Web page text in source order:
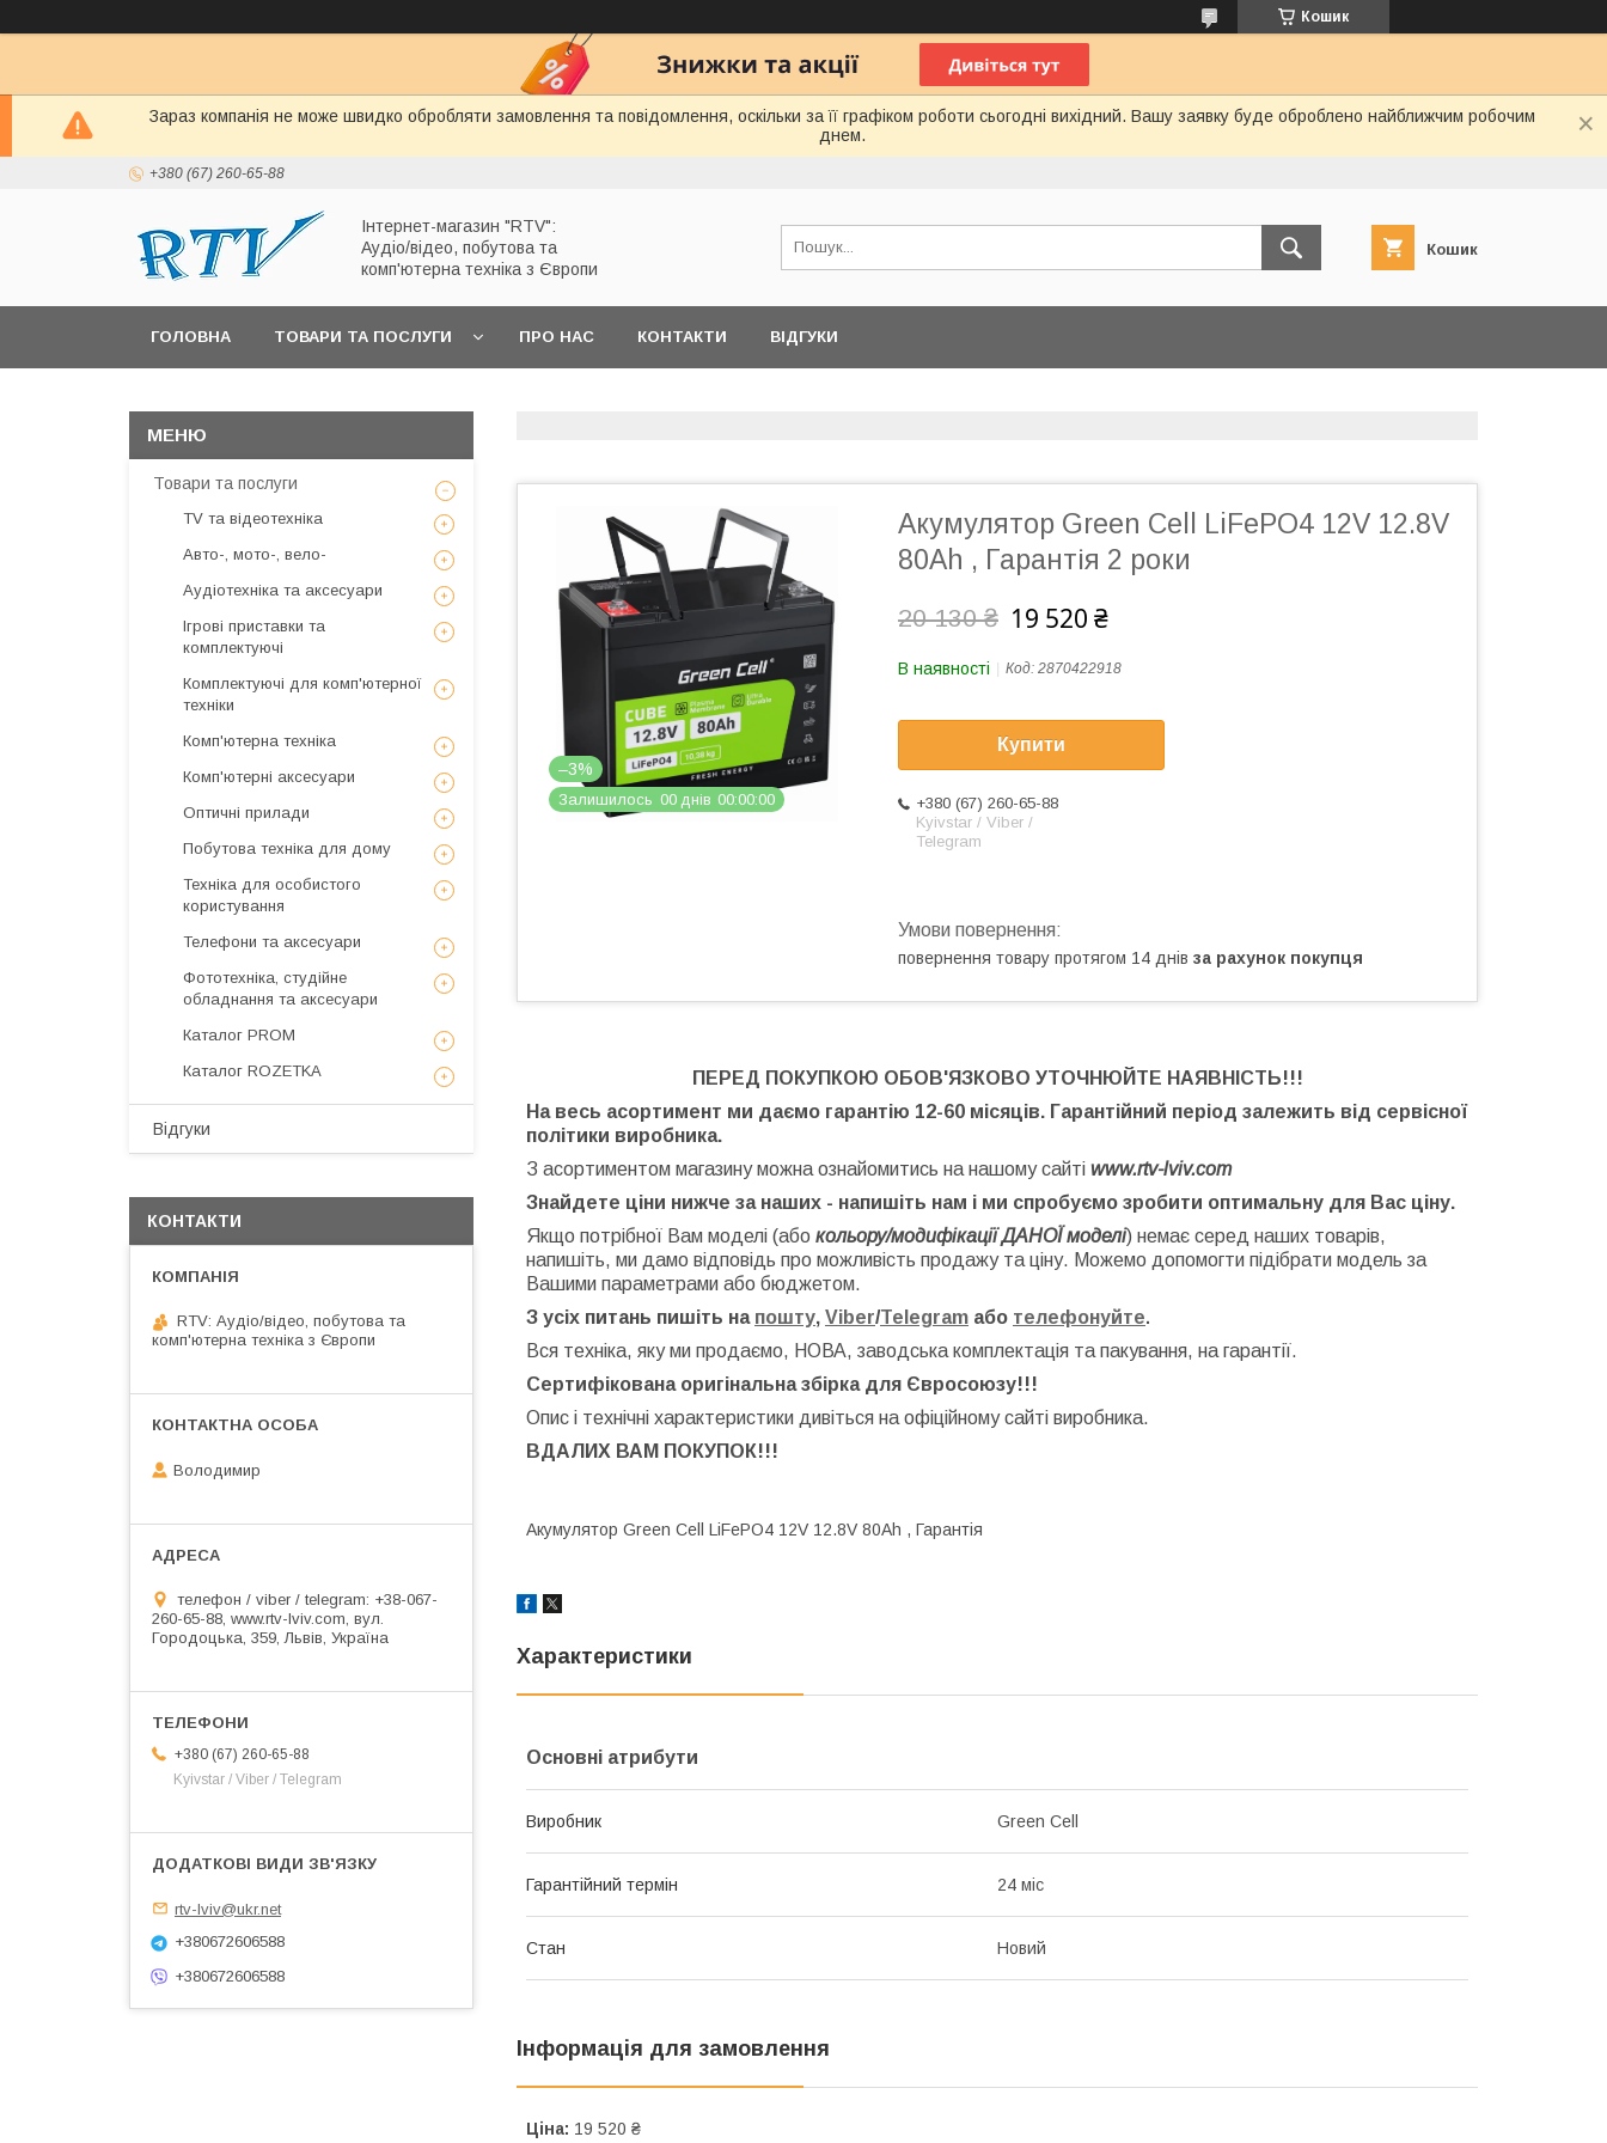
Кошик
Зараз компанія не може швидко обробляти замовлення та повідомлення, оскільки за її графіком роботи сьогодні вихідний. Вашу заявку буде оброблено найближчим робочим
днем.
+380 (67) 260-65-88
Інтернет-магазин "RTV":
Аудіо/відео, побутова та
комп'ютерна техніка з Європи
Кошик
ГОЛОВНА ТОВАРИ ТА ПОСЛУГИ ПРО НАС КОНТАКТИ ВІДГУКИ
–3%
Залишилось 00 днів 00 00 00
Акумулятор Green Cell LiFePO4 12V 12.8V
80Ah , Гарантія 2 роки
20 130 ₴ 19 520 ₴
В наявності Код: 2870422918
Купити
+380 (67) 260-65-88
Kyivstar / Viber /
Telegram
повернення товару протягом 14 днів за рахунок покупця
ПЕРЕД ПОКУПКОЮ ОБОВ'ЯЗКОВО УТОЧНЮЙТЕ НАЯВНІСТЬ!!!
На весь асортимент ми даємо гарантію 12-60 місяців. Гарантійний період залежить від сервісної
політики виробника.
З асортиментом магазину можна ознайомитись на нашому сайті www.rtv-lviv.com
Знайдете ціни нижче за наших - напишіть нам і ми спробуємо зробити оптимальну для Вас ціну.
Якщо потрібної Вам моделі (або кольору/модифікації ДАНОЇ моделі) немає серед наших товарів,
напишіть, ми дамо відповідь про можливість продажу та ціну. Можемо допомогти підібрати модель за
Вашими параметрами або бюджетом.
З усіх питань пишіть на пошту, Viber/Telegram або телефонуйте.
Вся техніка, яку ми продаємо, НОВА, заводська комплектація та пакування, на гарантії.
Сертифікована оригінальна збірка для Євросоюзу!!!
Опис і технічні характеристики дивіться на офіційному сайті виробника.
ВДАЛИХ ВАМ ПОКУПОК!!!
Акумулятор Green Cell LiFePO4 12V 12.8V 80Ah , Гарантія
Характеристики
Основні атрибути
Виробник Green Cell
Гарантійний термін 24 міс
Стан Новий
Інформація для замовлення
Ціна: 19 520 ₴
Товари та послуги
TV та відеотехніка
Авто-, мото-, вело-
Аудіотехніка та аксесуари
Ігрові приставки та
комплектуючі
Комплектуючі для комп'ютерної
техніки
Комп'ютерна техніка
Комп'ютерні аксесуари
Оптичні прилади
Побутова техніка для дому
Техніка для особистого
користування
Телефони та аксесуари
Фототехніка, студійне
обладнання та аксесуари
Каталог PROM
Каталог ROZETKA
Відгуки
КОНТАКТИ
RTV: Аудіо/відео, побутова та
комп'ютерна техніка з Європи
Володимир
телефон / viber / telegram: +38-067-
260-65-88, www.rtv-lviv.com, вул.
Городоцька, 359, Львів, Україна
+380 (67) 260-65-88
Kyivstar / Viber / Telegram
rtv-lviv@ukr.net
+380672606588
+380672606588